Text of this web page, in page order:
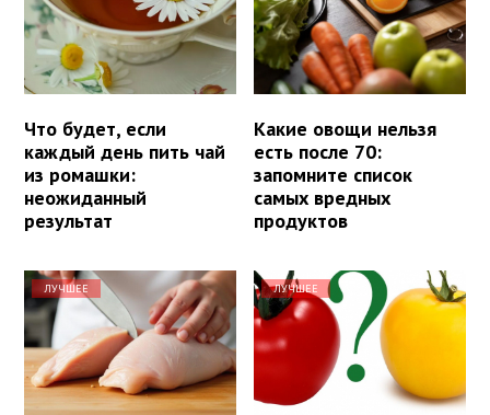
Что будет, если
каждый день пить чай
из ромашки:
неожиданный
результат
Какие овощи нельзя
есть после 70:
запомните список
самых вредных
продуктов
ЛУЧШЕЕ ЛУЧШЕЕ